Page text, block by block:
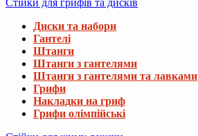
Стійки для грифів та дисків
Диски та набори
Гантелі
Штанги
Штанги з гантелями
Штанги з гантелями та лавками
Грифи
Накладки на гриф
Грифи олімпійські